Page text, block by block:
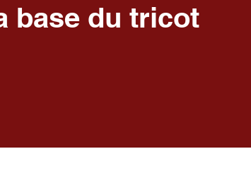
base du tricot